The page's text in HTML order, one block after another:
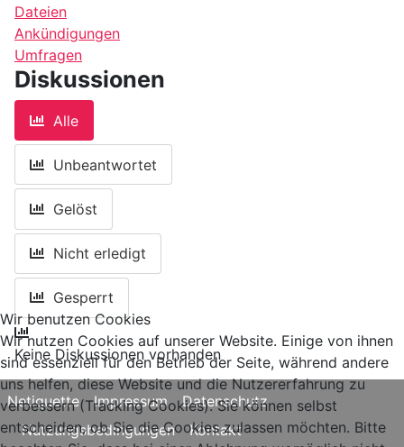
Dateien
Ankündigungen
Umfragen
Diskussionen
Alle
Unbeantwortet
Gelöst
Nicht erledigt
Gesperrt
Keine Diskussionen vorhanden
Netiquette Impressum
Datenschutz
Nutzungsbedingungen
Kontakt
Wir benutzen Cookies
Wir nutzen Cookies auf unserer Website. Einige von ihnen
sind essenziell für den Betrieb der Seite, während andere
uns helfen, diese Website und die Nutzererfahrung zu
verbessern (Tracking Cookies). Sie können selbst
entscheiden, ob Sie die Cookies zulassen möchten. Bitte